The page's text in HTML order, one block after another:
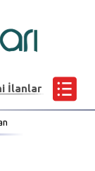
İlanlar